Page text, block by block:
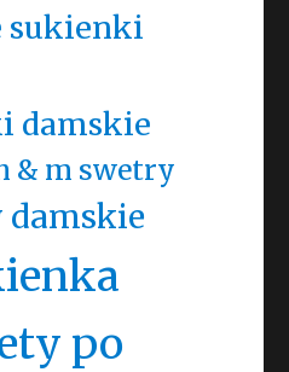
sukienki
damskie
& m swetry
po